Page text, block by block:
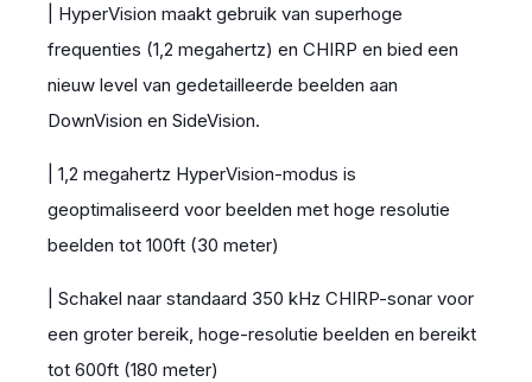
| HyperVision maakt gebruik van superhoge
frequenties (1,2 megahertz) en CHIRP en bied een
nieuw level van gedetailleerde beelden aan
DownVision en SideVision.
| 1,2 megahertz HyperVision-modus is
geoptimaliseerd voor beelden met hoge resolutie
beelden tot 100ft (30 meter)
| Schakel naar standaard 350 kHz CHIRP-sonar voor
een groter bereik, hoge-resolutie beelden en bereikt
tot 600ft (180 meter)